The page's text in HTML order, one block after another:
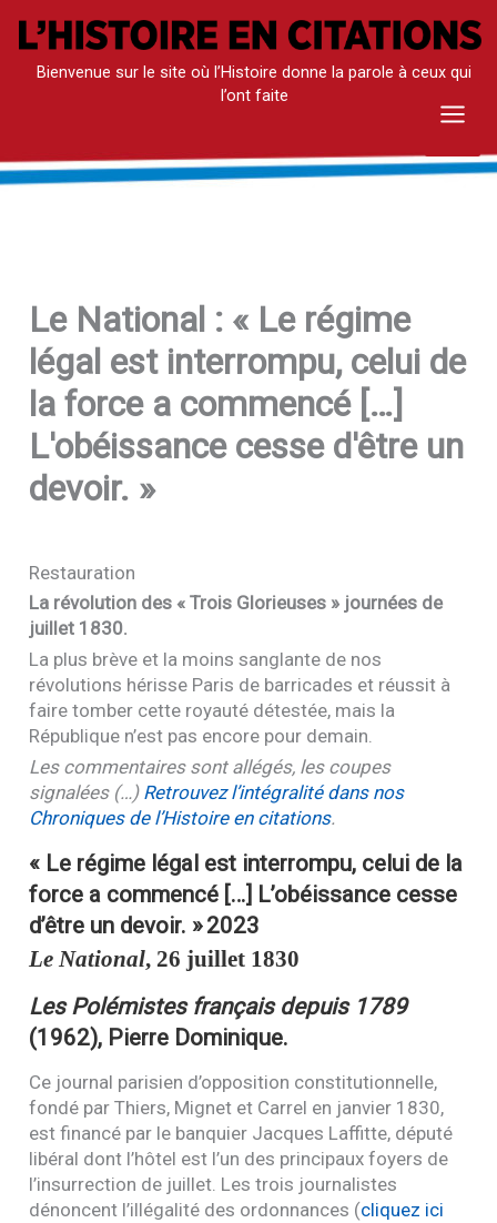
Aller
contenuBienvenue sur le site où l’Histoire donne la parole à ceux qui
l’ont faite
Main
Le National : « Le régime
légal est interrompu, celui de
la force a commencé […]
L'obéissance cesse d'être un
devoir. »
Restauration
La révolution des « Trois Glorieuses » journées de
juillet 1830.
La plus brève et la moins sanglante de nos
révolutions hérisse Paris de barricades et réussit à
faire tomber cette royauté détestée, mais la
République n’est pas encore pour demain.
Les commentaires sont allégés, les coupes
signalées (…) Retrouvez l’intégralité dans nos
Chroniques de l’Histoire en citations.
« Le régime légal est interrompu, celui de la
force a commencé […] L’obéissance cesse
d’être un devoir. »2023
Le National, 26 juillet 1830
Les Polémistes français depuis 1789
(1962), Pierre Dominique.
Ce journal parisien d’opposition constitutionnelle,
fondé par Thiers, Mignet et Carrel en janvier 1830,
est financé par le banquier Jacques Laffitte, député
libéral dont l’hôtel est l’un des principaux foyers de
l’insurrection de juillet. Les trois journalistes
dénoncent l’illégalité des ordonnances (cliquez ici